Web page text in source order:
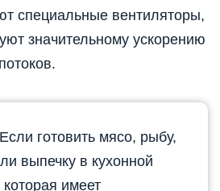
специальные вентиляторы,
значительному ускорению
Если готовить мясо, рыбу,
выпечку в кухонной
которая имеет